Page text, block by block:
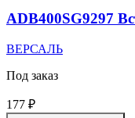
ADB400SG9297
ВЕРСАЛЬ
Под заказ
177 ₽